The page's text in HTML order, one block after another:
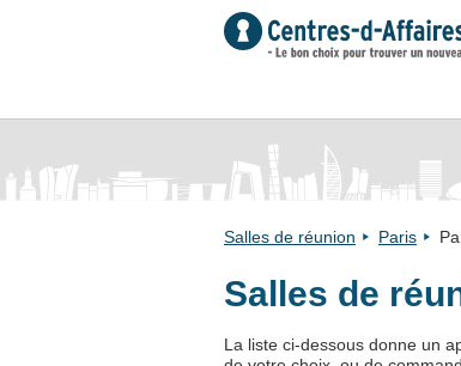
Salles de réunion Paris
Salles de
La liste ci-dessous donne un